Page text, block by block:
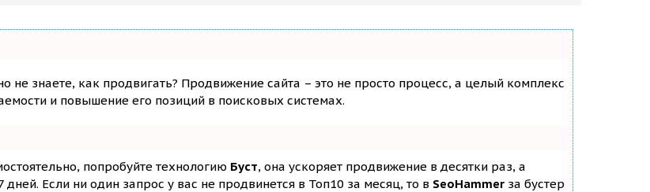
не знаете, как продвигать? Продвижение сайта – это не просто процесс, а целый комплекс
и повышение его позиций в поисковых системах.
попробуйте технологию Буст, она ускоряет продвижение в десятки раз, а
Если ни один запрос у вас не продвинется в Топ10 за месяц, то в SeoHammer за бустер